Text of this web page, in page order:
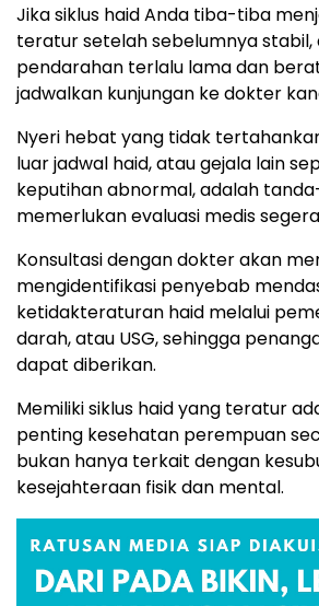
Jika siklus haid Anda tiba-tiba
teratur setelah sebelumnya stabil,
pendarahan terlalu lama dan
jadwalkan kunjungan ke dokter
Nyeri hebat yang tidak
luar jadwal haid, atau gejala lain
keputihan abnormal, adalah
memerlukan evaluasi medis
Konsultasi dengan dokter akan
mengidentifikasi penyebab
ketidakteraturan haid melalui
darah, atau USG, sehingga
dapat diberikan.
Memiliki siklus haid yang teratur
penting kesehatan perempuan
bukan hanya terkait dengan
kesejahteraan fisik dan mental.